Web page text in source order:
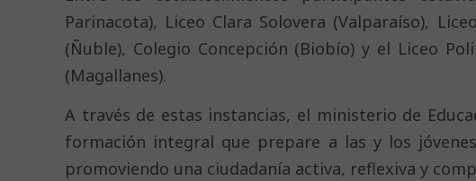
Parinacota), Liceo Clara Solovera (Valparaíso),
(Ñuble), Colegio Concepción (Biobío) y el Liceo
(Magallanes).
A través de estas instancias, el ministerio de
formación integral que prepare a las y los
promoviendo una ciudadanía activa, reflexiva y